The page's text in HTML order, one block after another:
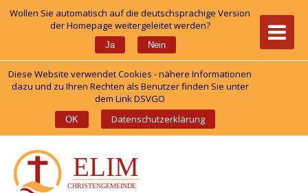
Wollen Sie automatisch auf die deutschsprachige Version
der Homepage weitergeleitet werden?
Ja Nein
Diese Website verwendet Cookies - nähere Informationen
dazu und zu Ihren Rechten als Benutzer finden Sie unter
dem Link DSVGO
OK Datenschutzerklärung